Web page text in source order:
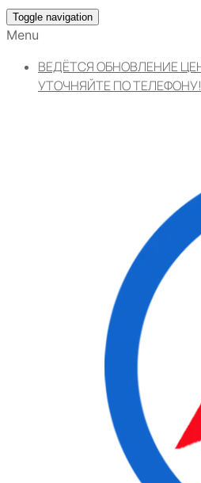
Toggle navigation
Menu
ВЕДЁТСЯ ОБНОВЛЕНИЕ
УТОЧНЯЙТЕ ПО ТЕЛЕФОНУ!